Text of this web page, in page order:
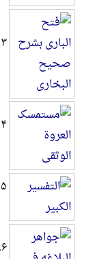
۳.
۴.
۵.
۶.